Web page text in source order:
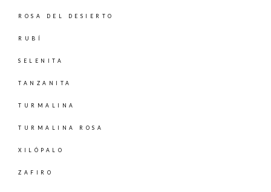
ROSA DEL DESIERTO
RUBÍ
SELENITA
TANZANITA
TURMALINA
TURMALINA ROSA
XILÓPALO
ZAFIRO